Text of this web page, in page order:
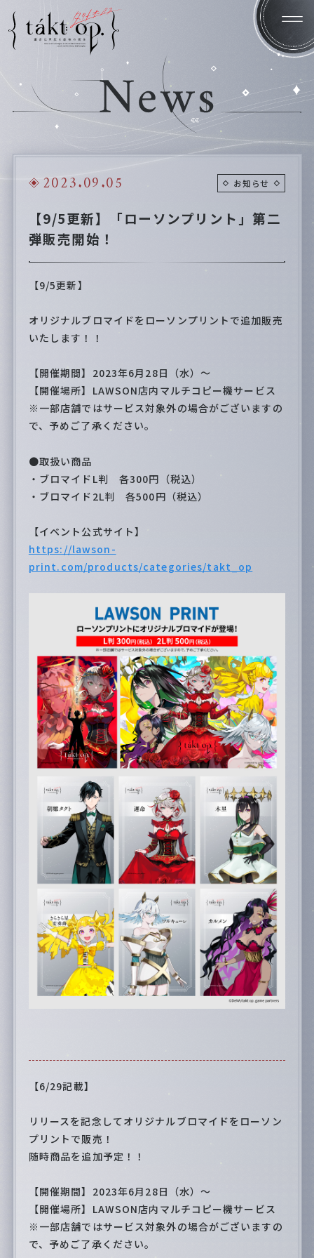
Home
News
Introduction
System
Character
Products
Special
2023.09.05 お知らせ
【9/5更新】「ローソンプリント」第二
弾販売開始！
【9/5更新】
オリジナルブロマイドをローソンプリントで追加販売
いたします！！
【開催期間】2023年6月28日（水）～
【開催場所】LAWSON店内マルチコピー機サービス
※一部店舗ではサービス対象外の場合がございますの
で、予めご了承ください。
●取扱い商品
・ブロマイドL判 各300円（税込）
・ブロマイド2L判 各500円（税込）
【イベント公式サイト】
https://lawson-
print.com/products/categories/takt_op
【6/29記載】
リリースを記念してオリジナルブロマイドをローソン
プリントで販売！
随時商品を追加予定！！
【開催期間】2023年6月28日（水）～
【開催場所】LAWSON店内マルチコピー機サービス
※一部店舗ではサービス対象外の場合がございますの
で、予めご了承ください。